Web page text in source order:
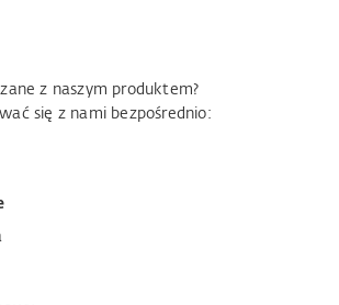
z naszym produktem?
się z nami bezpośrednio: